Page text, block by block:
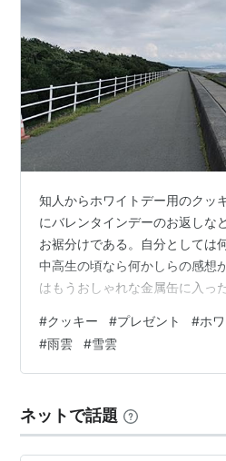
知人からホワイトデー用のクッ
にバレンタインデーのお返しな
お裾分けである。自分としては
中高生の頃なら何かしらの感想
はもうおしゃれな金属缶に入っ
り物」として、ありがたくいた
活 ときめきのクッキー缶 (扶桑
愛でたい。贈りたい。恋するク
は、静岡市の北部、かなり山の
中に突然の雨に降られ…
#クッキー #プレゼント #ホ
#雨雲 #雪雲
ネットで話題